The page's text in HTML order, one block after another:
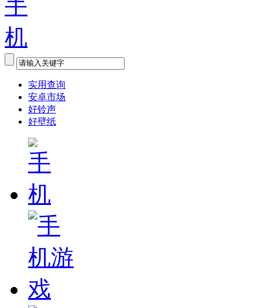
实用查询
安卓市场
好铃声
好壁纸